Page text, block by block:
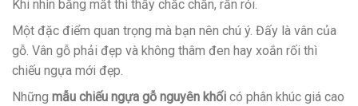
Khi nhìn bằng mắt thì thấy chắc chắn, rắn rỏi.
Một đặc điểm quan trọng mà bạn nên chú ý. Đấy là vân của
gỗ. Vân gỗ phải đẹp và không thâm đen hay xoắn rối thì
chiếu ngựa mới đẹp.
Những mẫu chiếu ngựa gỗ nguyên khối có phân khúc giá cao